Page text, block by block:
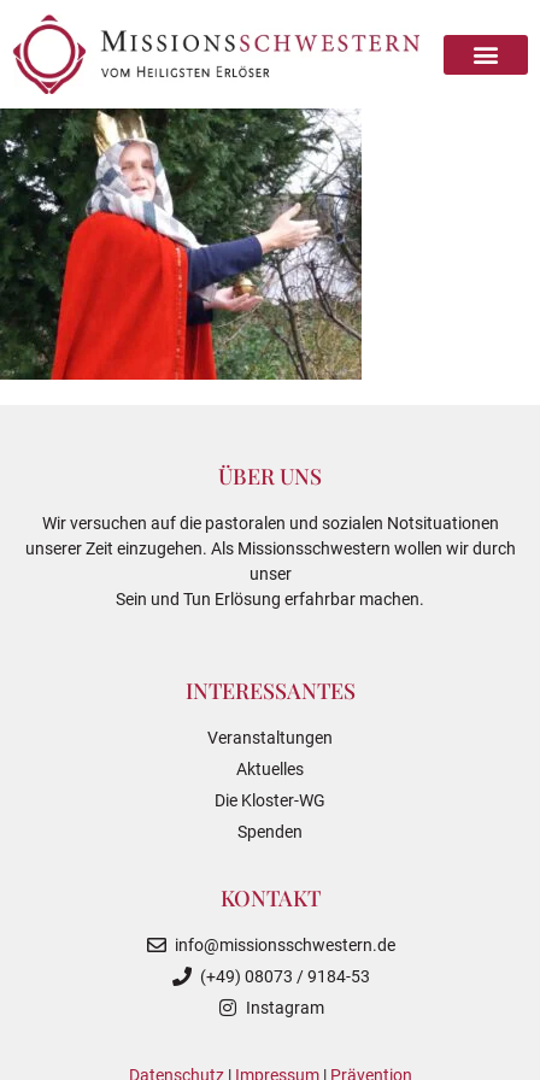
ÜBER UNS
Wir versuchen auf die pastoralen und sozialen Notsituationen
unserer Zeit einzugehen. Als Missionsschwestern wollen wir durch
unser
Sein und Tun Erlösung erfahrbar machen.
INTERESSANTES
Veranstaltungen
Aktuelles
Die Kloster-WG
Spenden
KONTAKT
info@missionsschwestern.de
(+49) 08073 / 9184-53
Instagram
Datenschutz| Impressum| Prävention